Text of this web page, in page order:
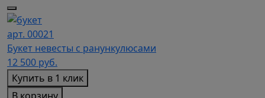
арт. 00021
Букет невесты с ранункулюсами
12 500 руб.
Купить в 1 клик